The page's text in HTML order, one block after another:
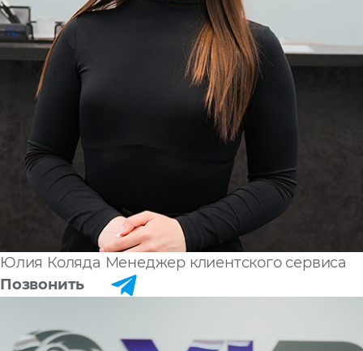
Юлия Коляда Менеджер клиентского сервиса
Позвонить